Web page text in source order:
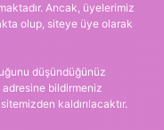
Ancak, üyelerimiz
olup, siteye üye olarak
düşündüğünüz
adresine bildirmeniz
kaldırılacaktır.